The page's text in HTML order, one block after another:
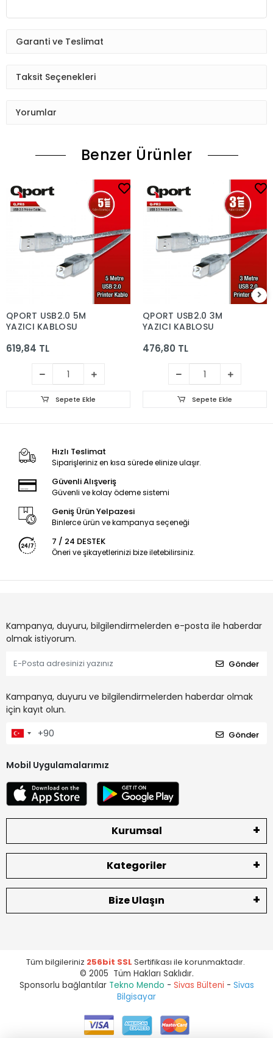
Garanti ve Teslimat
Taksit Seçenekleri
Yorumlar
Benzer Ürünler
QPORT USB2.0 5M
YAZICI KABLOSU
619,84 TL
Sepete Ekle
QPORT USB2.0 3M
YAZICI KABLOSU
476,80 TL
Sepete Ekle
Hızlı Teslimat
Siparişleriniz en kısa sürede elinize ulaşır.
Güvenli Alışveriş
Güvenli ve kolay ödeme sistemi
Geniş Ürün Yelpazesi
Binlerce ürün ve kampanya seçeneği
7 / 24 DESTEK
Öneri ve şikayetlerinizi bize iletebilirsiniz.
Kampanya, duyuru, bilgilendirmelerden e-posta ile haberdar
olmak istiyorum.
Gönder
Kampanya, duyuru ve bilgilendirmelerden haberdar olmak
için kayıt olun.
Gönder
Mobil Uygulamalarımız
Kurumsal
Kategoriler
Bize Ulaşın
Tüm bilgileriniz 256bit SSL Sertifikası ile korunmaktadır.
© 2005 Tüm Hakları Saklıdır.
Sponsorlu bağlantılar Tekno Mendo - Sivas Bülteni - Sivas
Bilgisayar